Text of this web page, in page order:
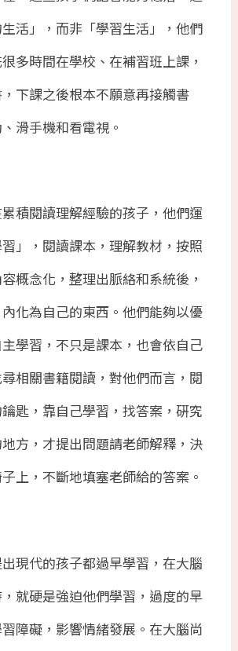
活」，而非「學習生活」，他們
多時間在學校、在補習班上課，
，下課之後根本不願意再接觸書
滑手機和看電視。
積閱讀理解經驗的孩子，他們運
」，閱讀課本，理解教材，按照
概念化，整理出脈絡和系統後，
化為自己的東西。他們能夠以優
學習，不只是課本，也會依自己
相關書籍閱讀，對他們而言，閱
匙，靠自己學習，找答案，硏究
方，才提出問題請老師解釋，決
上，不斷地填塞老師給的答案。
現代的孩子都過早學習，在大腦
就硬是強迫他們學習，過度的早
障礙，影響情緒發展。在大腦尚